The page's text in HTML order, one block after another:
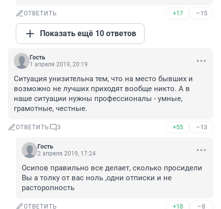
ОТВЕТИТЬ +17 –15
Показать ещё 10 ответов
Гость
1 апреля 2019, 20:19
Ситуация унизительна тем, что на место бывших и
возможно не лучших приходят вообще никто. А в
наше ситуации нужны профессионалы - умные,
грамотные, честные.
ОТВЕТИТЬ 3 +55 –13
Гость
2 апреля 2019, 17:24
Осипов правильно все делает, сколько просидели
Вы а толку от вас ноль ,одни отписки и не
расторопность
ОТВЕТИТЬ +18 –8